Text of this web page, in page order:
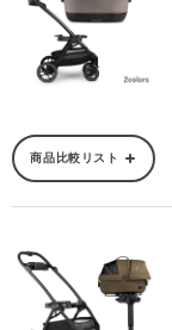
商品比較リスト